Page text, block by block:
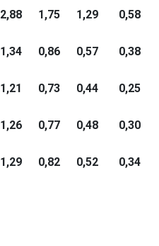
2,88 1,75 1,29 0,58
1,34 0,86 0,57 0,38
1,21 0,73 0,44 0,25
1,26 0,77 0,48 0,30
1,29 0,82 0,52 0,34